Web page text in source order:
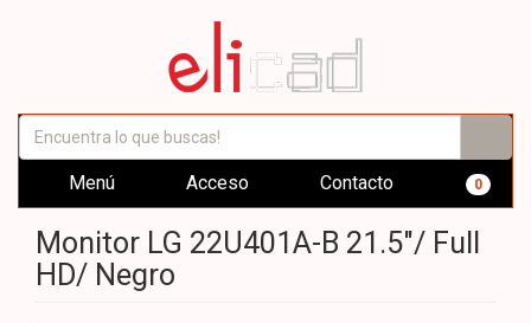
Menú Acceso Contacto 0
Monitor LG 22U401A-B 21.5"/ Full
HD/ Negro